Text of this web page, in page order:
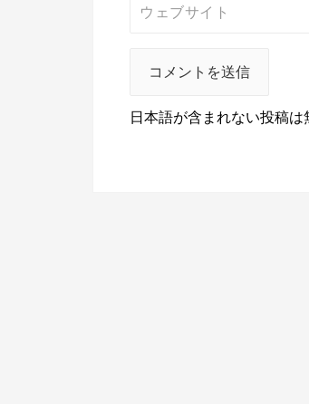
日本語が含まれない投稿は